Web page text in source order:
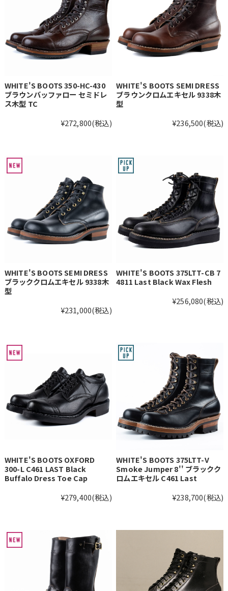
WHITE'S BOOTS 350-HC-430
ブラウンバッファロー セミドレ
ス木型 TC
¥272,800(税込)
WHITE'S BOOTS SEMI DRESS
ブラウンクロムエキセル 9338木
型
¥236,500(税込)
WHITE'S BOOTS SEMI DRESS
ブラッククロムエキセル 9338木
型
¥231,000(税込)
WHITE'S BOOTS 375LTT-CB 7
4811 Last Black Wax Flesh
¥256,080(税込)
WHITE'S BOOTS OXFORD
300-L C461 LAST Black
Buffalo Dress Toe Cap
¥279,400(税込)
WHITE'S BOOTS 375LTT-V
Smoke Jumper 8'' ブラックク
ロムエキセル C461 Last
¥238,700(税込)